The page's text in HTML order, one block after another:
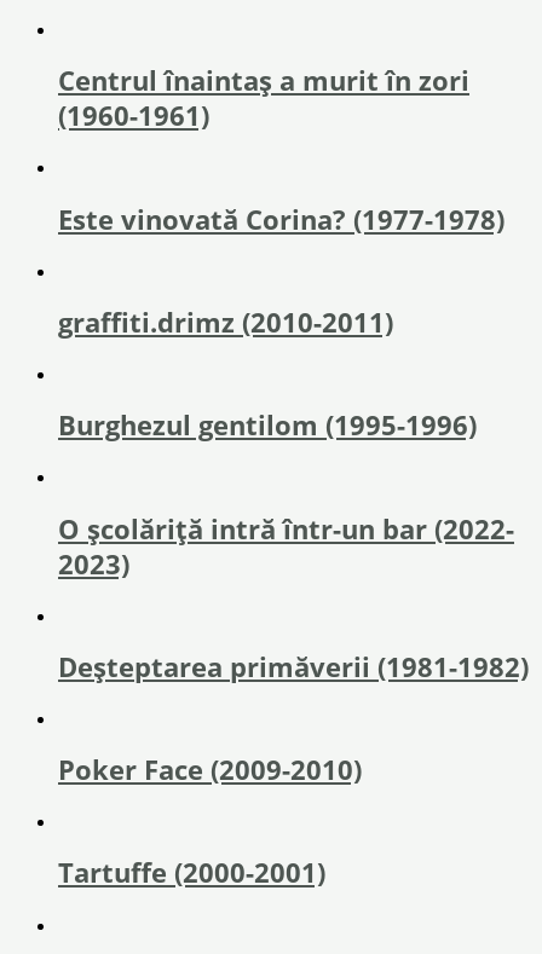
Centrul înaintaş a murit în zori
(1960-1961)
Este vinovată Corina? (1977-1978)
graffiti.drimz (2010-2011)
Burghezul gentilom (1995-1996)
O școlăriță intră într-un bar (2022-
2023)
Deșteptarea primăverii (1981-1982)
Poker Face (2009-2010)
Tartuffe (2000-2001)